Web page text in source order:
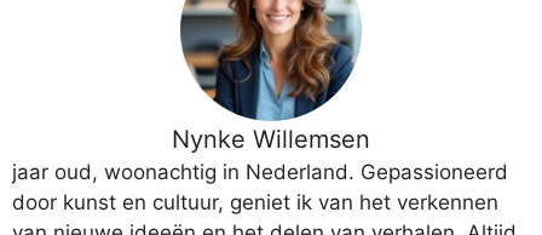
Nynke Willemsen
jaar oud, woonachtig in Nederland. Gepassioneerd
door kunst en cultuur, geniet ik van het verkennen